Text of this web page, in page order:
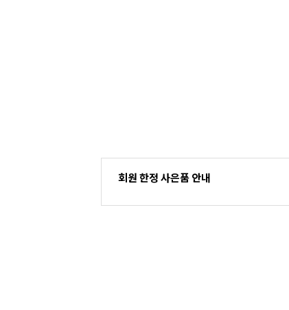
회원 한정 사은품 안내